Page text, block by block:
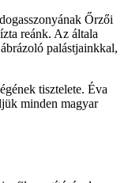
Őrzői
reánk. Az általa
palástjainkkal,
tisztelete. Éva
minden magyar